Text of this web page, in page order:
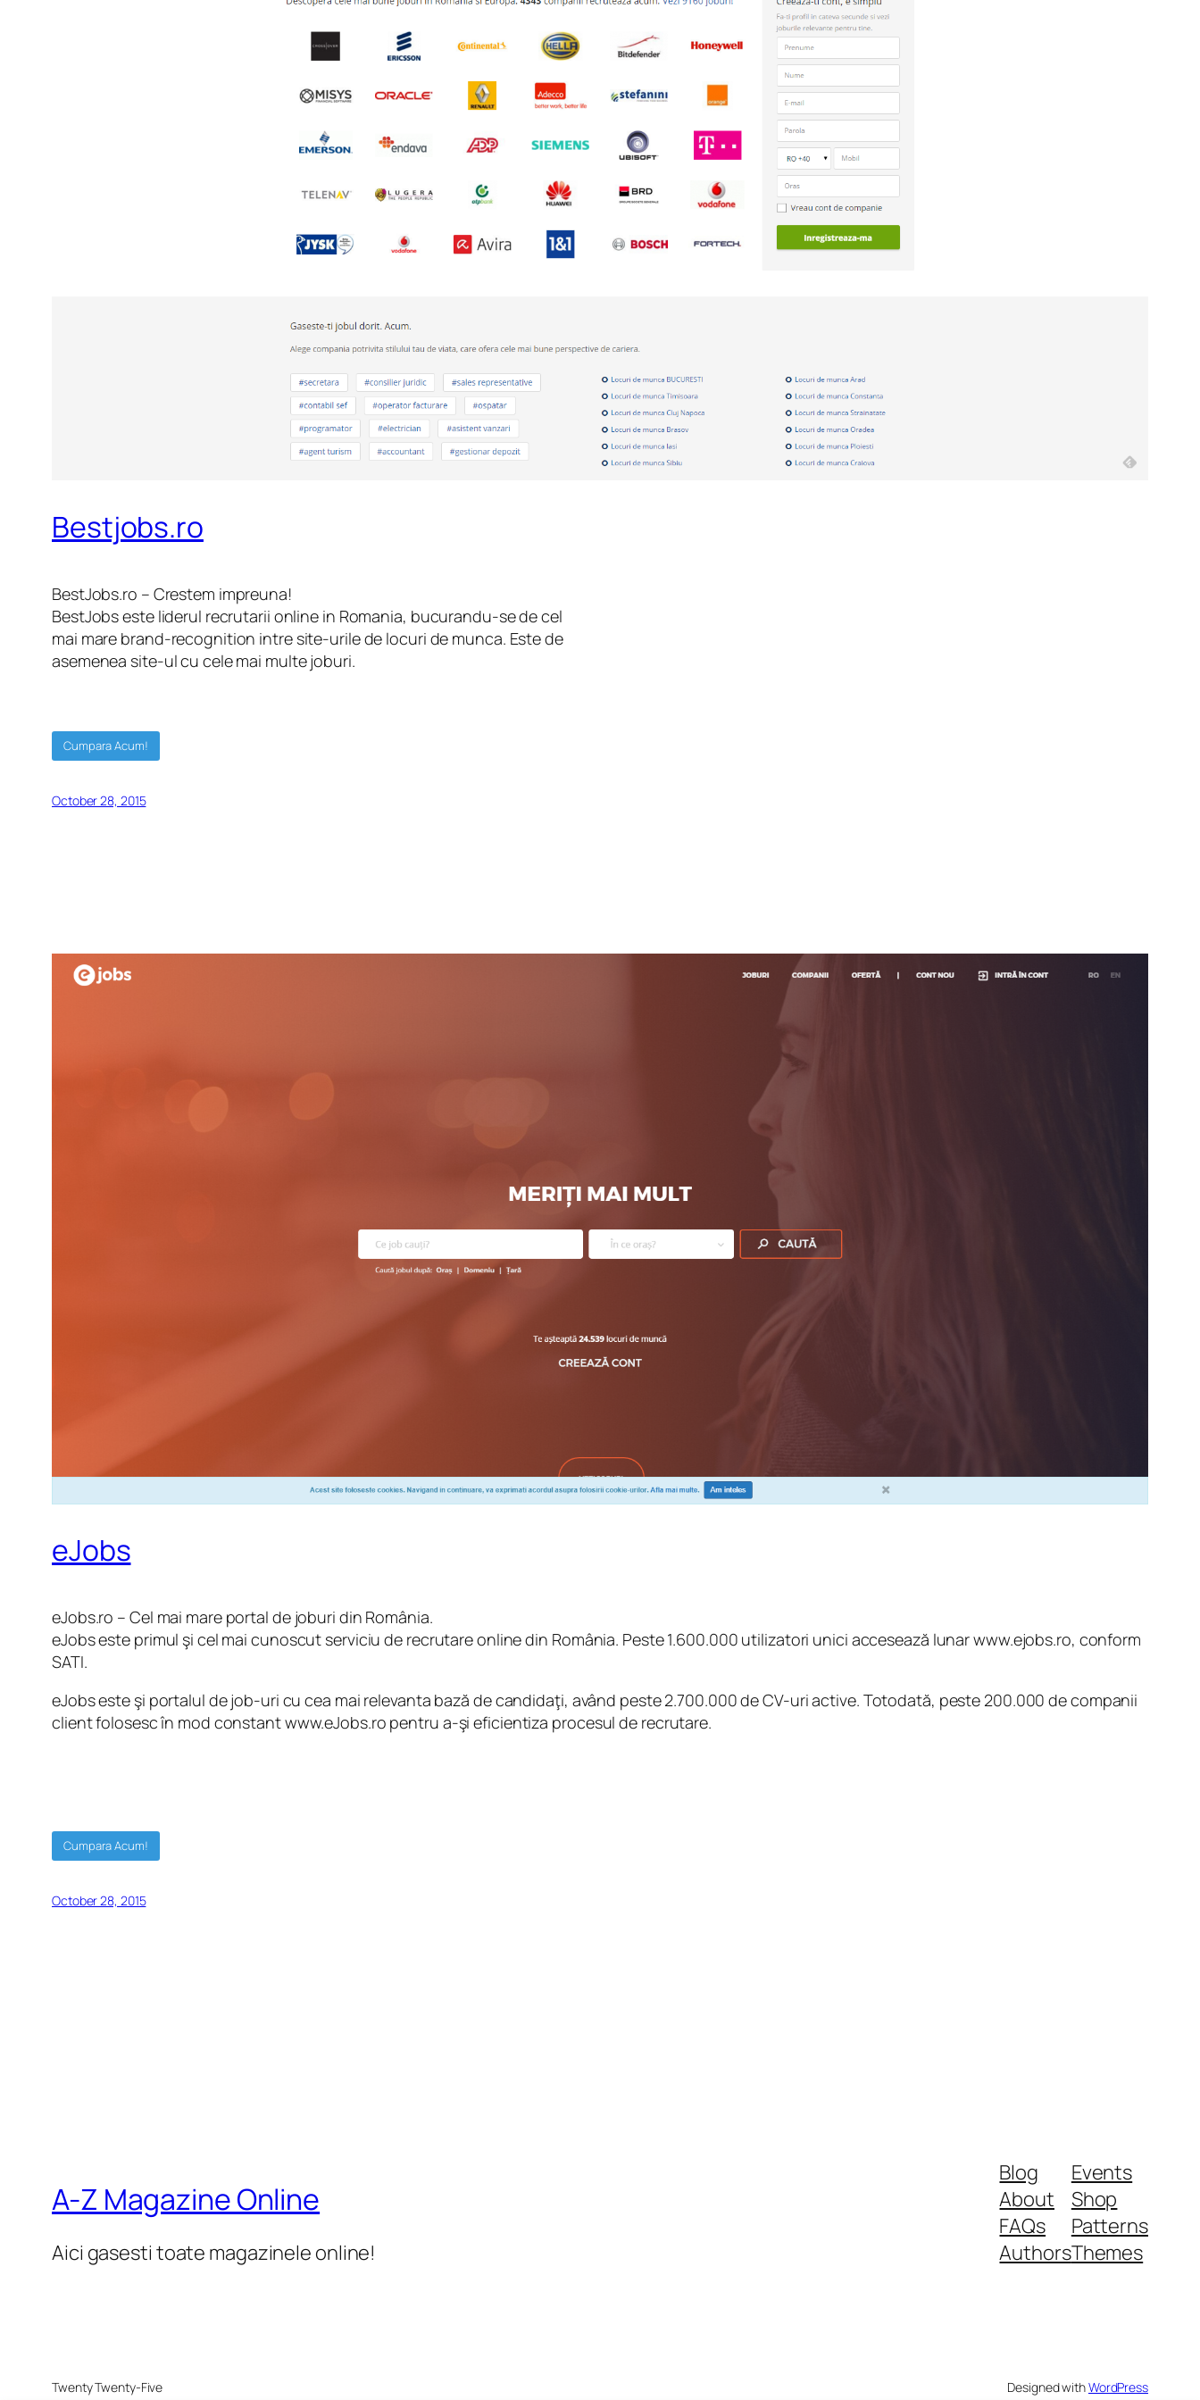
Bestjobs.ro
BestJobs.ro – Crestem impreuna!
BestJobs este liderul recrutarii online in Romania, bucurandu-se de cel
mai mare brand-recognition intre site-urile de locuri de munca. Este de
asemenea site-ul cu cele mai multe joburi.
Cumpara Acum!
October 28, 2015
eJobs
eJobs.ro – Cel mai mare portal de joburi din România.
eJobs este primul şi cel mai cunoscut serviciu de recrutare online din România. Peste 1.600.000 utilizatori unici accesează lunar www.ejobs.ro, conform
SATI.
eJobs este şi portalul de job-uri cu cea mai relevanta bază de candidaţi, având peste 2.700.000 de CV-uri active. Totodată, peste 200.000 de companii
client folosesc în mod constant www.eJobs.ro pentru a-şi eficientiza procesul de recrutare.
Cumpara Acum!
October 28, 2015
A-Z Magazine Online
Aici gasesti toate magazinele online!
Blog
About
FAQs
Authors
Events
Shop
Patterns
Themes
Twenty Twenty-Five Designed withWordPress